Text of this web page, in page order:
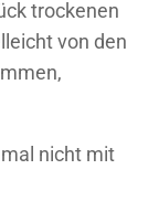
trockenen
von den
nicht mit